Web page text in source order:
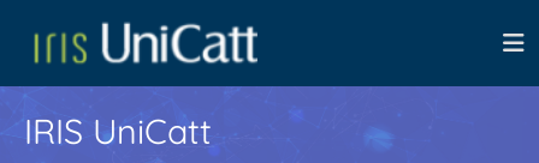
IRIS UniCatt